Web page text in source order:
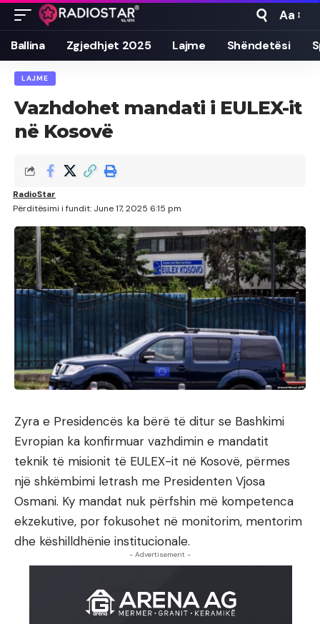
Font
Resizer
Aa
Ballina Zgjedhjet 2025 Lajme Shëndetësi
LAJME
Vazhdohet mandati i EULEX-it
në Kosovë
Përditësimi i fundit: June 17, 2025 6:15 pm
RadioStar
Zyra e Presidencës ka bërë të ditur se Bashkimi
Evropian ka konfirmuar vazhdimin e mandatit
teknik të misionit të EULEX-it në Kosovë, përmes
një shkëmbimi letrash me Presidenten Vjosa
Osmani. Ky mandat nuk përfshin më kompetenca
ekzekutive, por fokusohet në monitorim, mentorim
dhe këshilldhënie institucionale.
- Advertisement -